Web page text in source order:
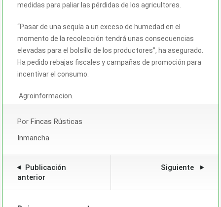
medidas para paliar las pérdidas de los agricultores.
“Pasar de una sequía a un exceso de humedad en el
momento de la recolección tendrá unas consecuencias
elevadas para el bolsillo de los productores”, ha asegurado.
Ha pedido rebajas fiscales y campañas de promoción para
incentivar el consumo.
Agroinformacion.
Por Fincas Rústicas
Inmancha
Publicación
anterior
Siguiente